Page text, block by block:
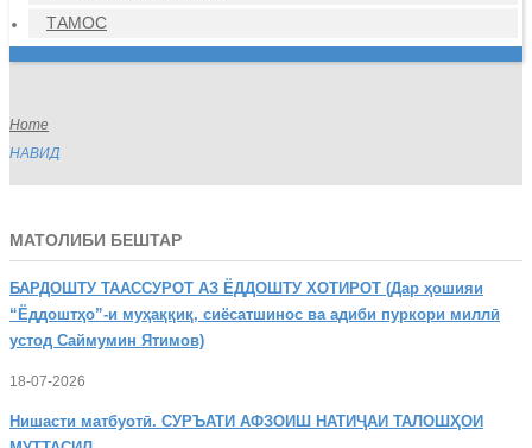
ТАМОС
Home
НАВИД
МАТОЛИБИ БЕШТАР
БАРДОШТУ ТААССУРОТ АЗ ЁДДОШТУ ХОТИРОТ (Дар ҳошияи
“Ёддоштҳо”-и муҳаққиқ, сиёсатшинос ва адиби пуркори миллӣ
устод Саймумин Ятимов)
18-07-2026
Нишасти матбуотӣ. СУРЪАТИ АФЗОИШ НАТИҶАИ ТАЛОШҲОИ